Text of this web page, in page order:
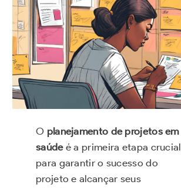
O planejamento de projetos em
saúde é a primeira etapa crucial
para garantir o sucesso do
projeto e alcançar seus